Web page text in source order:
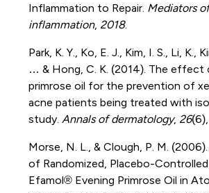
Inflammation to Repair. Mediators of
inflammation, 2018.
Park, K. Y., Ko, E. J., Kim, I. S., Li, K.,
… & Hong, C. K. (2014). The effect
primrose oil for the prevention of
acne patients being treated with
study. Annals of dermatology, 26
Morse, N. L., & Clough, P. M.
of Randomized, Placebo-
Efamol® Evening Primrose Oil in